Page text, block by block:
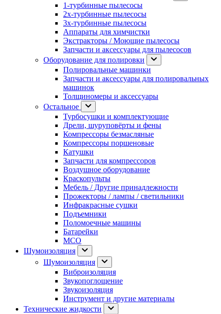
1-турбинные пылесосы
2х-турбинные пылесосы
3х-турбинные пылесосы
Аппараты для химчистки
Экстракторы / Моющие пылесосы
Запчасти и аксессуары для пылесосов
Оборудование для полировки
Полировальные машинки
Запчасти и аксессуары для полировальных
машинок
Толщиномеры и аксессуары
Остальное
Турбосушки и комплектующие
Дрели, шуруповёрты и фены
Компрессоры безмасляные
Компрессоры поршеновые
Катушки
Запчасти для компрессоров
Воздушное оборудование
Краскопульты
Мебель / Другие принадлежности
Прожекторы / лампы / светильники
Инфракрасные сушки
Подъемники
Поломоечные машины
Батарейки
МСО
Шумоизоляция
Шумоизоляция
Виброизоляция
Звукопоглощение
Звукоизоляция
Инструмент и другие материалы
Технические жидкости